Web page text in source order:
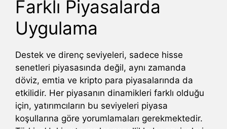
Farklı Piyasalarda
Uygulama
Destek ve direnç seviyeleri, sadece hisse
senetleri piyasasında değil, aynı zamanda
döviz, emtia ve kripto para piyasalarında da
etkilidir. Her piyasanın dinamikleri farklı olduğu
için, yatırımcıların bu seviyeleri piyasa
koşullarına göre yorumlamaları gerekmektedir.